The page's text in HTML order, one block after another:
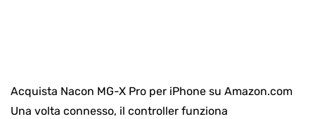
Acquista Nacon MG-X Pro per iPhone su Amazon.com
Una volta connesso, il controller funziona